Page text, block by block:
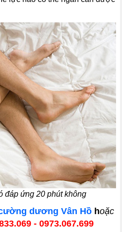
đáp ứng 20 phút không
dương Vân Hồ hoặc
- 0973.067.699